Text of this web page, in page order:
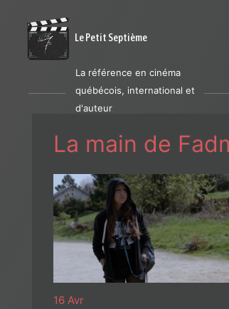
Le Petit Septième
La référence en cinéma
québécois, international et
d'auteur
La main de
16 Avr